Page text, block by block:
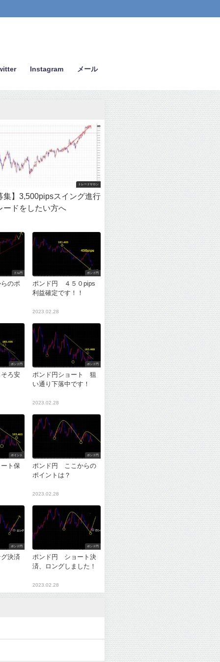
Instagram メール
トレードサロン
集】3,500pipsスイング進行
ードをしたい方へ
ドル円
のポ
ポンド円
ポンド円 ４５０pips
利益確定です！！
2023.02.28
ポンド円
ろ安
ポンド円
ポンド円ショート 狙
い通り下落中です！
2023.02.28
ポイント
ト保
ポンド円
ポンド円 ここからの
ポイントは？
2023.02.28
ポンド円
決済
ポンド円
ポンド円 ショート決
済、ロングしました！
2023.02.28